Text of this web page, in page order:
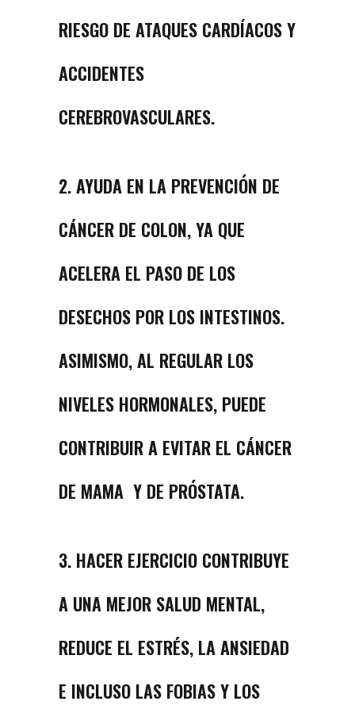
RIESGO DE ATAQUES CARDÍACOS Y
ACCIDENTES
CEREBROVASCULARES.
2. AYUDA EN LA PREVENCIÓN DE
CÁNCER DE COLON, YA QUE
ACELERA EL PASO DE LOS
DESECHOS POR LOS INTESTINOS.
ASIMISMO, AL REGULAR LOS
NIVELES HORMONALES, PUEDE
CONTRIBUIR A EVITAR EL CÁNCER
DE MAMA Y DE PRÓSTATA.
3. HACER EJERCICIO CONTRIBUYE
A UNA MEJOR SALUD MENTAL,
REDUCE EL ESTRÉS, LA ANSIEDAD
E INCLUSO LAS FOBIAS Y LOS